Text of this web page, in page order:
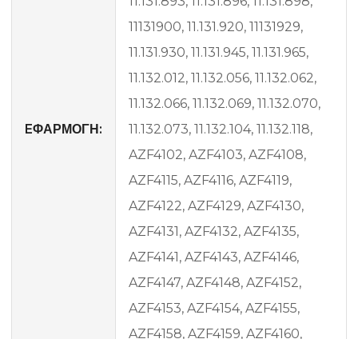
EΦΑΡΜΟΓΗ:
11131900, 11.131.920, 11131929,
11.131.930, 11.131.945, 11.131.965,
11.132.012, 11.132.056, 11.132.062,
11.132.066, 11.132.069, 11.132.070,
11.132.073, 11.132.104, 11.132.118,
AZF4102, AZF4103, AZF4108,
AZF4115, AZF4116, AZF4119,
AZF4122, AZF4129, AZF4130,
AZF4131, AZF4132, AZF4135,
AZF4141, AZF4143, AZF4146,
AZF4147, AZF4148, AZF4152,
AZF4153, AZF4154, AZF4155,
AZF4158, AZF4159, AZF4160,